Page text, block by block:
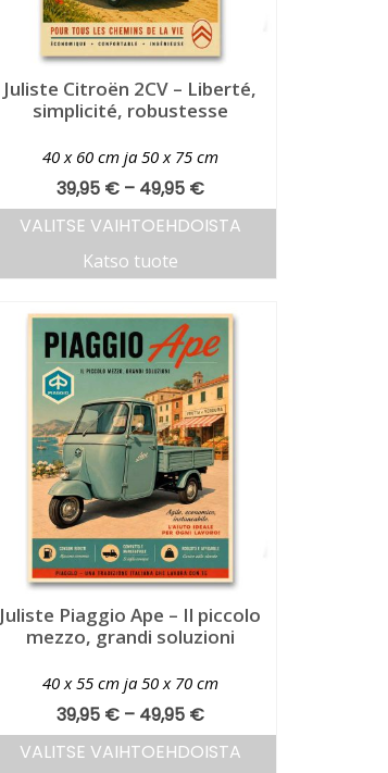
Juliste Citroën 2CV – Liberté,
simplicité, robustesse
40 x 60 cm ja 50 x 75 cm
39,95 € – 49,95 €
VALITSE VAIHTOEHDOISTA
Katso tuote
Juliste Piaggio Ape – Il piccolo
mezzo, grandi soluzioni
40 x 55 cm ja 50 x 70 cm
39,95 € – 49,95 €
VALITSE VAIHTOEHDOISTA